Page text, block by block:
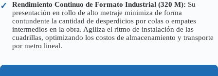
✓ Rendimiento Continuo de Formato Industrial (320 M): Su
presentación en rollo de alto metraje minimiza de forma
contundente la cantidad de desperdicios por colas o empates
intermedios en la obra. Agiliza el ritmo de instalación de las
cuadrillas, optimizando los costos de almacenamiento y transporte
por metro lineal.